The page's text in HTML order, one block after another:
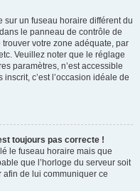
sur un fuseau horaire différent du
le panneau de contrôle de
trouver votre zone adéquate, par
Veuillez noter que le réglage
paramètres, n’est accessible
c’est l’occasion idéale de
toujours pas correcte !
le fuseau horaire mais que
que l’horloge du serveur soit
de lui communiquer ce